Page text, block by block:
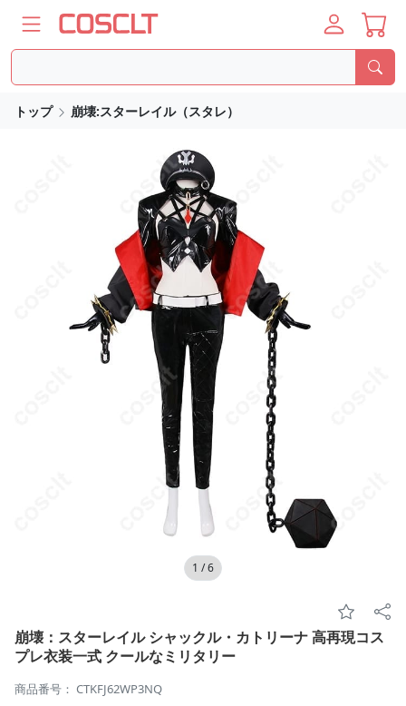
トップ 崩壊:スターレイル（スタレ）
1 /6
崩壊：スターレイル シャックル・カトリーナ 高再現コス
プレ衣装一式 クールなミリタリー
商品番号： CTKFJ62WP3NQ